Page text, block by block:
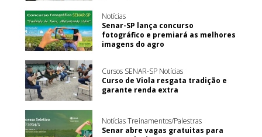
Notícias
Senar-SP lança concurso
fotográfico e premiará as melhores
imagens do agro
Cursos SENAR-SP Notícias
Curso de Viola resgata tradição e
garante renda extra
Notícias Treinamentos/Palestras
Senar abre vagas gratuitas para